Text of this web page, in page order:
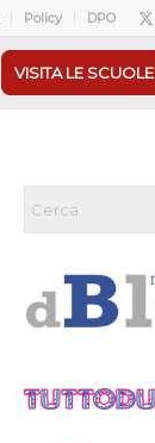
Policy DPO
VISITA LE SCUOLE